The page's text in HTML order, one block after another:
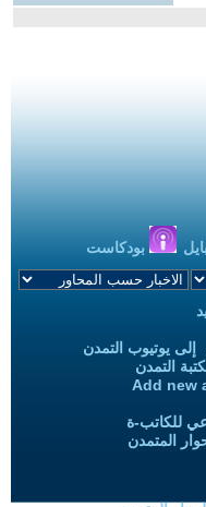
بودكاست
إلى يوتيوب التمدن
التمدن
Add new
للكاتب-ة
المتمدن